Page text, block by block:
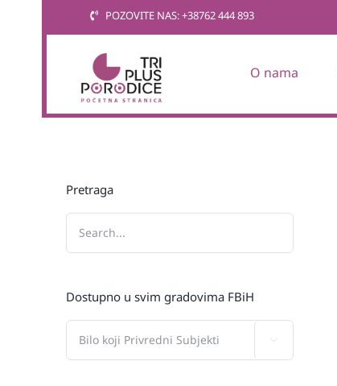
POZOVITE NAS: +38762 444 893
O nama
Pretraga
Dostupno u svim gradovima FBiH